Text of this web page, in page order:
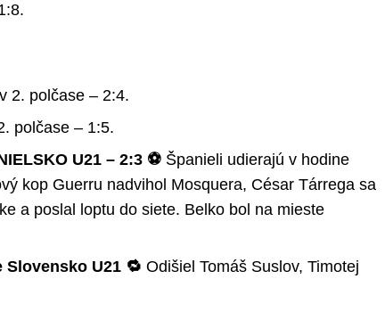
2. polčase – 2:4.
polčase – 1:5.
U21 – 2:3 ⚽ Španieli udierajú v hodine
kop Guerru nadvihol Mosquera, César Tárrega sa
a poslal loptu do siete. Belko bol na mieste
Slovensko U21 🔁 Odišiel Tomáš Suslov, Timotej